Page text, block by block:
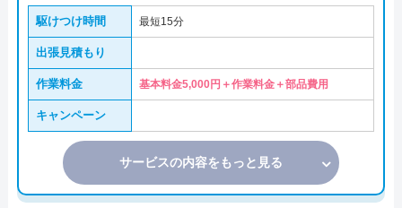
駆けつけ時間 最短15分
出張見積もり
作業料金 基本料金5,000円＋作業料金＋部品費用
キャンペーン
サービスの内容をもっと見る